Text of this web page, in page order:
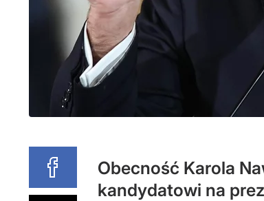
Obecność Karola
kandydatowi na